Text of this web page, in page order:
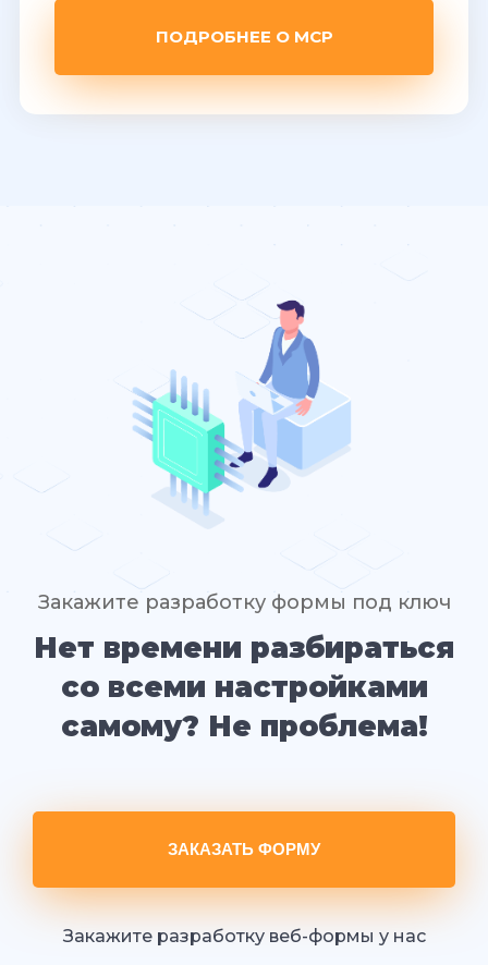
ПОДРОБНЕЕ О MCP
Закажите разработку формы под ключ
Нет времени разбираться
со всеми настройками
самому? Не проблема!
ЗАКАЗАТЬ ФОРМУ
Закажите разработку веб-формы у нас